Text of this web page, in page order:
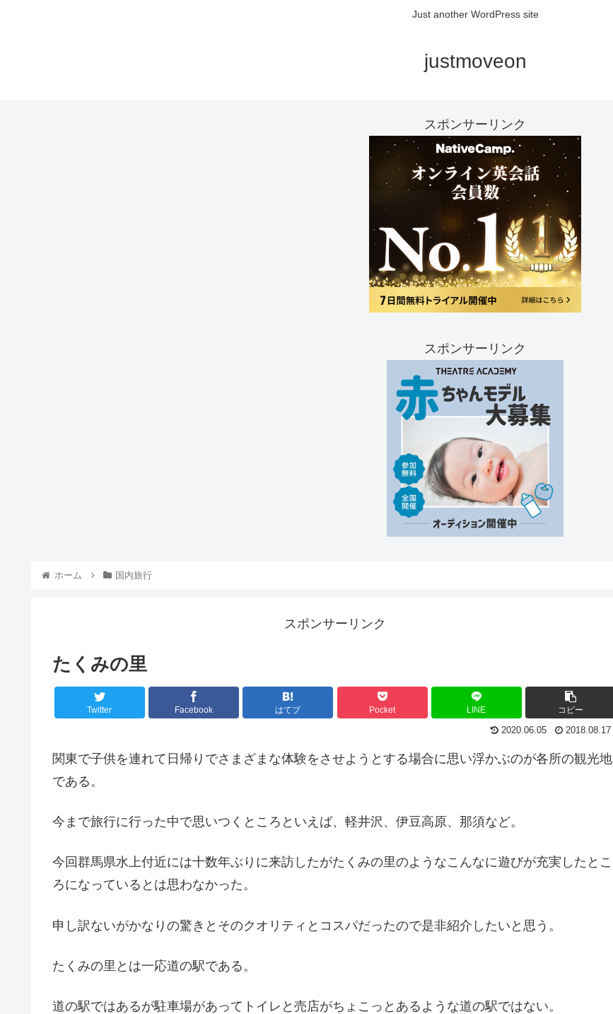
Just another WordPress site
justmoveon
スポンサーリンク
スポンサーリンク
ホーム 国内旅行
スポンサーリンク
たくみの里
Twitter Facebook はてブ Pocket LINE コピー
2020.06.05 2018.08.17
関東で子供を連れて日帰りでさまざまな体験をさせようとする場合に思い浮かぶのが各所の観光地
である。
今まで旅行に行った中で思いつくところといえば、軽井沢、伊豆高原、那須など。
今回群馬県水上付近には十数年ぶりに来訪したがたくみの里のようなこんなに遊びが充実したとこ
ろになっているとは思わなかった。
申し訳ないがかなりの驚きとそのクオリティとコスパだったので是非紹介したいと思う。
たくみの里とは一応道の駅である。
道の駅ではあるが駐車場があってトイレと売店がちょこっとあるような道の駅ではない。